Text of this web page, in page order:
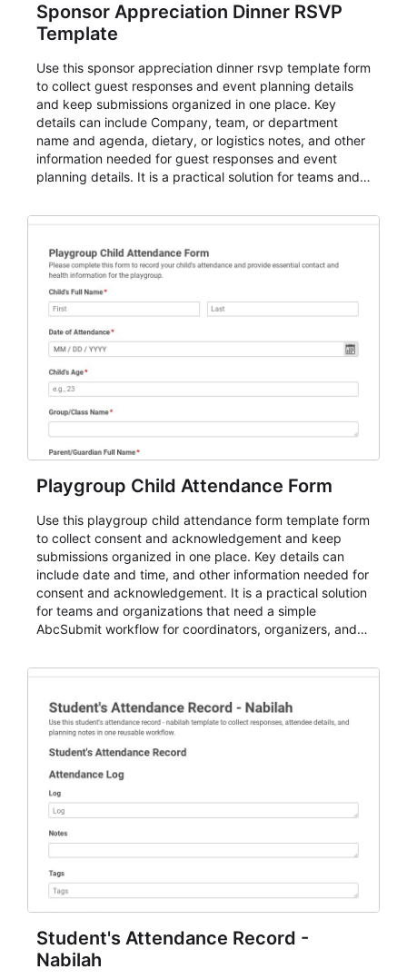
Sponsor Appreciation Dinner RSVP
Template
Use this sponsor appreciation dinner rsvp template form
to collect guest responses and event planning details
and keep submissions organized in one place. Key
details can include Company, team, or department
name and agenda, dietary, or logistics notes, and other
information needed for guest responses and event
planning details. It is a practical solution for teams and
for teams and organizations.
Playgroup Child Attendance Form
Use this playgroup child attendance form template form
to collect consent and acknowledgement and keep
submissions organized in one place. Key details can
include date and time, and other information needed for
consent and acknowledgement. It is a practical solution
for teams and organizations that need a simple
AbcSubmit workflow for coordinators, organizers, and
Student's Attendance Record -
Nabilah